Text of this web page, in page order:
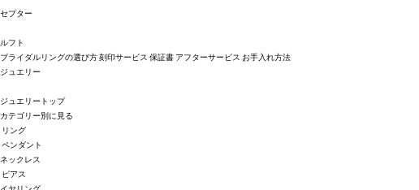
セプター
ルフト
ブライダルリングの選び方刻印サービス 保証書 アフターサービス お手入れ方法
ジュエリー
ジュエリートップ
カテゴリー別に見る
リング
ペンダント
ネックレス
ピアス